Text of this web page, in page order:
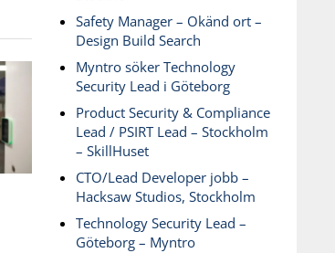
Safety Manager – Okänd ort –
Design Build Search
Myntro söker Technology
Security Lead i Göteborg
Product Security & Compliance
Lead / PSIRT Lead – Stockholm
– SkillHuset
CTO/Lead Developer jobb –
Hacksaw Studios, Stockholm
Technology Security Lead –
Göteborg – Myntro